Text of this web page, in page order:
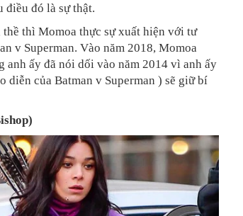
điều đó là sự thật.
thì Momoa thực sự xuất hiện với tư
v Superman. Vào năm 2018, Momoa
anh ấy đã nói dối vào năm 2014 vì anh ấy
diễn của Batman v Superman ) sẽ giữ bí